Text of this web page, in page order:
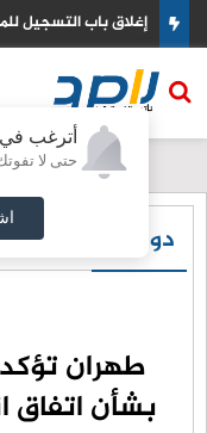
أترغب في
حتى لا
إغلاق باب التسجيل
دولي
طهران
بشأن اتفاق